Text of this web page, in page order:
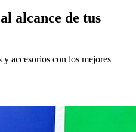
alcance de tus
y accesorios con los mejores